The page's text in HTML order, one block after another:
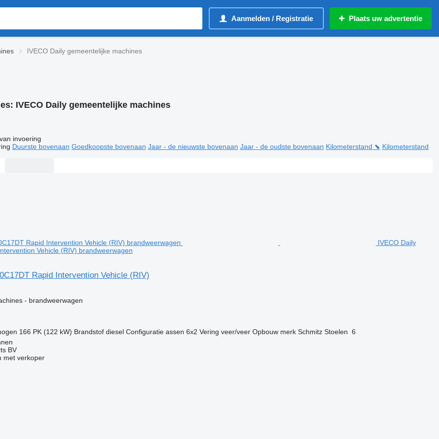
Aanmelden / Registratie Plaats uw advertentie
IVECO Daily gemeentelijke machines
IVECO Daily gemeentelijke machines
invoering
Duurste bovenaan Goedkoopste bovenaan Jaar - de nieuwste bovenaan Jaar - de oudste bovenaan Kilometerstand ⬊ Kilometerstand
IVECO Daily
Vehicle (RIV) brandweerwagen
Rapid Intervention Vehicle (RIV)
- brandweerwagen
166 PK (122 kW) Brandstof diesel Configuratie assen 6x2 Vering veer/veer Opbouw merk Schmitz Stoelen 6
BV
met verkoper